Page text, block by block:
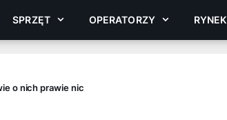
SPRZĘT OPERATORZY RYNEK
o nich prawie nic